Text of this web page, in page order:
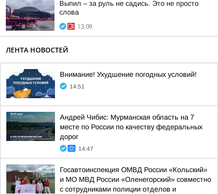
Выпил – за руль не садись. Это не просто
слова
13:09
ЛЕНТА НОВОСТЕЙ
Внимание! Ухудшение погодных условий!
14:51
Андрей Чибис: Мурманская область на 7
месте по России по качеству федеральных
дорог
14:47
Госавтоинспекция ОМВД России «Кольский»
и МО МВД России «Оленегорский» совместно
с сотрудниками полиции отделов и